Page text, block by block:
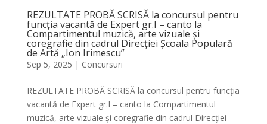
REZULTATE PROBĂ SCRISĂ la concursul pentru
funcția vacantă de Expert gr.I – canto la
Compartimentul muzică, arte vizuale și
coregrafie din cadrul Direcției Școala Populară
de Artă „Ion Irimescu”
Sep 5, 2025 | Concursuri
REZULTATE PROBĂ SCRISĂ la concursul pentru funcția
vacantă de Expert gr.I – canto la Compartimentul
muzică, arte vizuale și coregrafie din cadrul Direcției